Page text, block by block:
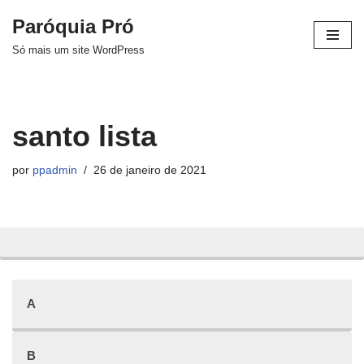
Pular
Paróquia Pró
Só mais um site WordPress
santo lista
por ppadmin 26 de janeiro de 2021
A
B